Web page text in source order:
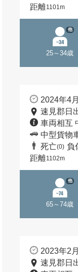
距離1101m
25～34歳
他
2024年4
速見郡日
車両相互
中型貨物
死亡(0) 負
距離1102m
65～74歳
他
2023年2
速見郡日